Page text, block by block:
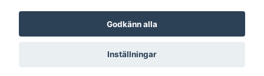
© 2026 Tigris Antiques & Art
Godkänn alla
Inställningar